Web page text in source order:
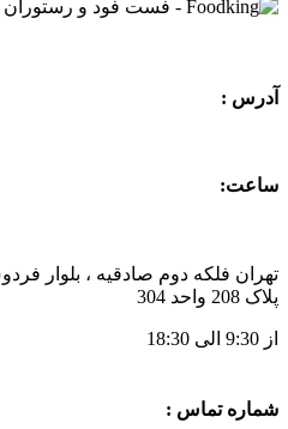
آدرس :
ساعت:
تهران فلکه دوم صادقیه ، بلوار
پلاک 208 واحد 304
از 9:30 الی 18:30
شماره تماس :